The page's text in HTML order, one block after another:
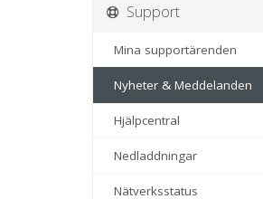
Support
Mina supportärenden
Nyheter & Meddelanden
Hjälpcentral
Nedladdningar
Nätverksstatus